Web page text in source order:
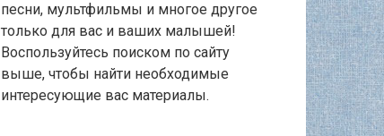
песни, мультфильмы и многое другое
только для вас и ваших малышей!
Воспользуйтесь поиском по сайту
выше, чтобы найти необходимые
интересующие вас материалы.